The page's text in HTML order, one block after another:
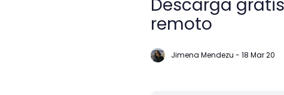
Descarga
remoto
Jimena Mendezu - 18 Mar 20